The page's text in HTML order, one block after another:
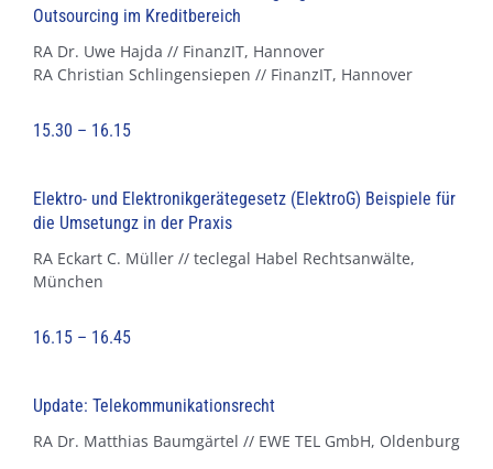
Outsourcing im Kreditbereich
RA Dr. Uwe Hajda // FinanzIT, Hannover
RA Christian Schlingensiepen // FinanzIT, Hannover
15.30 – 16.15
Elektro- und Elektronikgerätegesetz (ElektroG) Beispiele für
die Umsetungz in der Praxis
RA Eckart C. Müller // teclegal Habel Rechtsanwälte,
München
16.15 – 16.45
Update: Telekommunikationsrecht
RA Dr. Matthias Baumgärtel // EWE TEL GmbH, Oldenburg